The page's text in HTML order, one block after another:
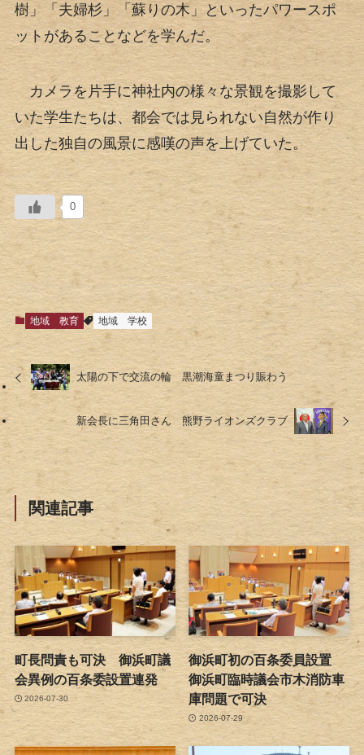
樹」「夫婦杉」「蘇りの木」といったパワースポ
ットがあることなどを学んだ。
カメラを片手に神社内の様々な景観を撮影して
いた学生たちは、都会では見られない自然が作り
出した独自の風景に感嘆の声を上げていた。
0
地域 教育 地域 学校
太陽の下で交流の輪 黒潮海童まつり賑わう
新会長に三角田さん 熊野ライオンズクラブ
関連記事
町長問責も可決 御浜町議
会異例の百条委設置連発
2026-07-30
御浜町初の百条委員設置
御浜町臨時議会市木消防車
庫問題で可決
2026-07-29